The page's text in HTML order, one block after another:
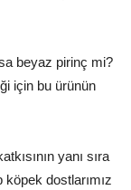
beyaz pirinç mi?
için bu ürünün
yanı sıra
dostlarımız